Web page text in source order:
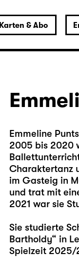
Karten & Abo
Emmeline
2005 bis 2020
Charaktertanz
im Gasteig in
und trat mit
2021 war sie
Sie studierte
Bartholdy“ in
Spielzeit 2025/